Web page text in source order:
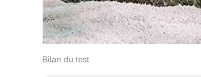
Bilan du test